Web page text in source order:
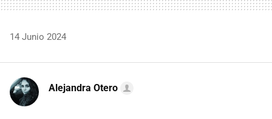
14 Junio 2024
Alejandra Otero